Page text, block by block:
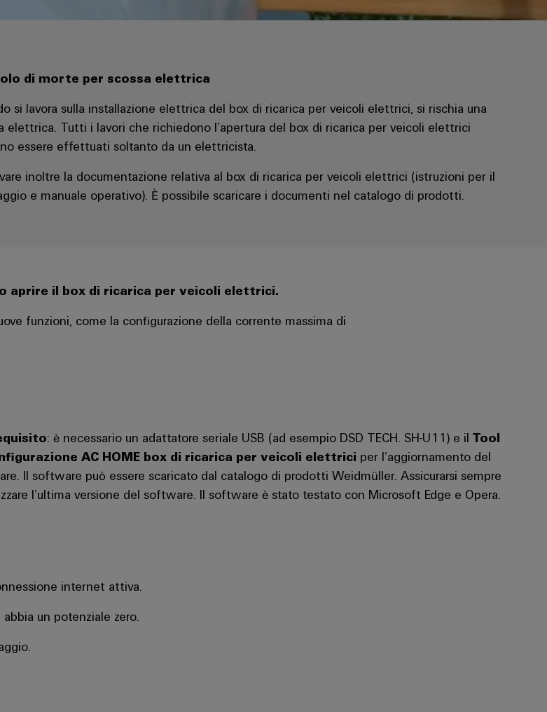
di morte per scossa elettrica
si lavora sulla installazione elettrica del box di ricarica per veicoli elettrici, si rischia una
elettrica. Tutti i lavori che richiedono l’apertura del box di ricarica per veicoli elettrici
essere effettuati soltanto da un elettricista.
inoltre la documentazione relativa al box di ricarica per veicoli elettrici (istruzioni per il
e manuale operativo). È possibile scaricare i documenti nel catalogo di prodotti.
aprire il box di ricarica per veicoli elettrici.
funzioni, come la configurazione della corrente massima di
: è necessario un adattatore seriale USB (ad esempio DSD TECH. SH-U11) e il Tool
AC HOME box di ricarica per veicoli elettrici per l’aggiornamento del
Il software può essere scaricato dal catalogo di prodotti Weidmüller. Assicurarsi sempre
l’ultima versione del software. Il software è stato testato con Microsoft Edge e Opera.
internet attiva.
un potenziale zero.